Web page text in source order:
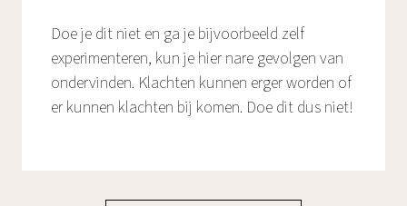
Doe je dit niet en ga je bijvoorbeeld zelf
experimenteren, kun je hier nare gevolgen van
ondervinden. Klachten kunnen erger worden of
er kunnen klachten bij komen. Doe dit dus niet!